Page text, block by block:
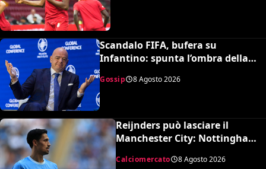
Scandalo FIFA, bufera su
Infantino: spunta l’ombra della
UEFA
Gossip 8 Agosto 2026
Reijnders può lasciare il
Manchester City: Nottingham
Calciomercato 8 Agosto 2026